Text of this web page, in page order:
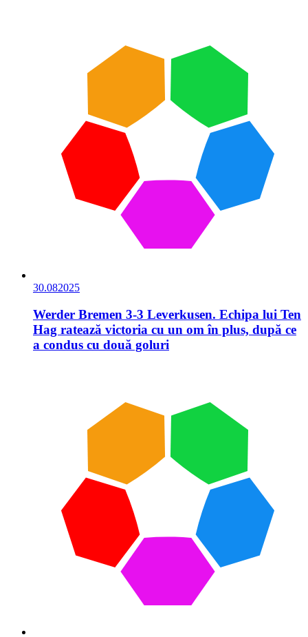
30.082025
Werder Bremen 3-3 Leverkusen. Echipa lui Ten
Hag ratează victoria cu un om în plus, după ce
a condus cu două goluri